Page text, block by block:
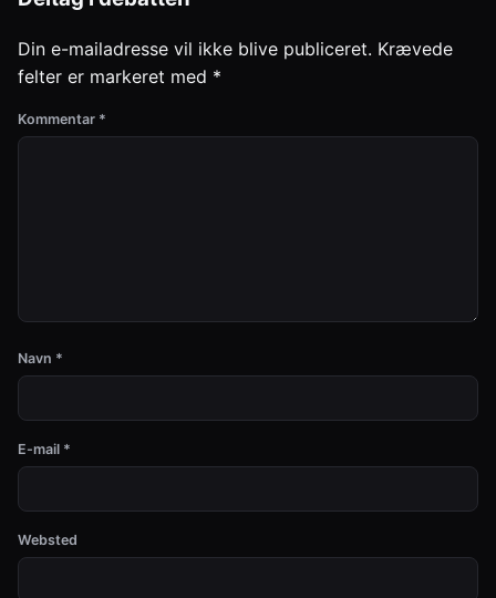
Din e-mailadresse vil ikke blive publiceret. Krævede
felter er markeret med *
Kommentar *
Navn *
E-mail *
Websted